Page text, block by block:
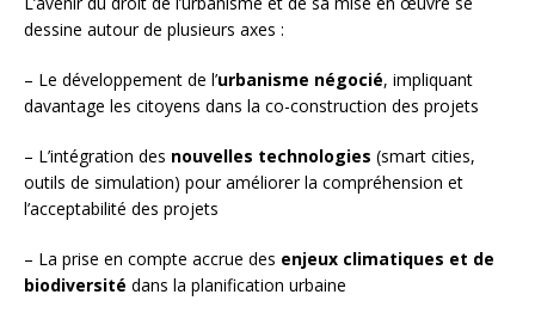
dessine autour de plusieurs axes :
– Le développement de l’urbanisme négocié, impliquant
davantage les citoyens dans la co-construction des projets
– L’intégration des nouvelles technologies (smart cities,
outils de simulation) pour améliorer la compréhension et
l’acceptabilité des projets
– La prise en compte accrue des enjeux climatiques et de
biodiversité dans la planification urbaine